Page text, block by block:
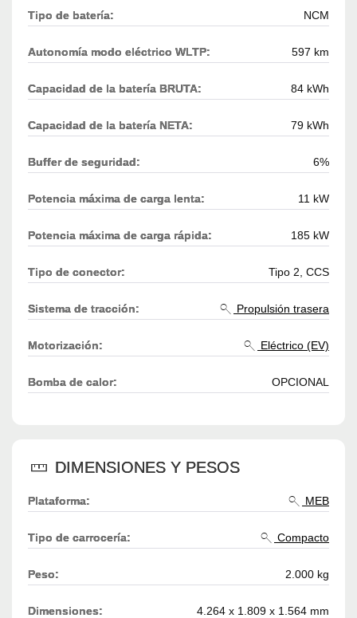
Tipo de batería: NCM
Autonomía modo eléctrico WLTP: 597 km
Capacidad de la batería BRUTA: 84 kWh
Capacidad de la batería NETA: 79 kWh
Buffer de seguridad: 6%
Potencia máxima de carga lenta: 11 kW
Potencia máxima de carga rápida: 185 kW
Tipo de conector: Tipo 2, CCS
Sistema de tracción: Propulsión trasera
Motorización: Eléctrico (EV)
Bomba de calor: OPCIONAL
DIMENSIONES Y PESOS
Plataforma: MEB
Tipo de carrocería: Compacto
Peso: 2.000 kg
Dimensiones: 4.264 x 1.809 x 1.564 mm